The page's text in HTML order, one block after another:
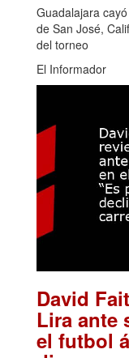
Guadalajara
de San José,
del torneo
El Informador
David
Lira ante
el futbol